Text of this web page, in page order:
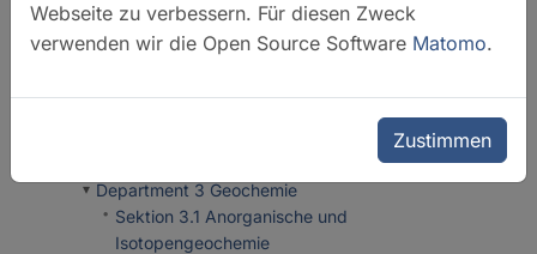
Kategorien
Department 3 Geochemie
Sektion 3.1 Anorganische und
Isotopengeochemie
Webseite zu verbessern. Für diesen Zweck
verwenden wir die Open Source Software Matomo.
Zustimmen